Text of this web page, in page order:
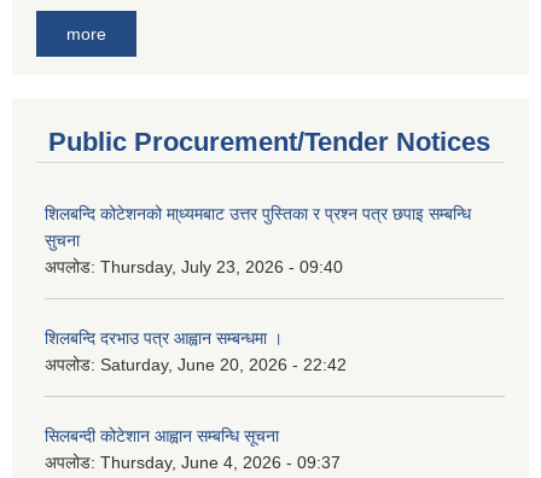
more
Public Procurement/Tender Notices
शिलबन्दि कोटेशनको मा्ध्यमबाट उत्तर पुस्तिका र प्रश्न पत्र छपाइ सम्बन्धि
सुचना
अपलोड: Thursday, July 23, 2026 - 09:40
शिलबन्दि दरभाउ पत्र आह्वान सम्बन्धमा ।
अपलोड: Saturday, June 20, 2026 - 22:42
सिलबन्दी कोटेशान आह्वान सम्बन्धि सूचना
अपलोड: Thursday, June 4, 2026 - 09:37